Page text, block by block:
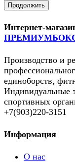
Продолжить
Интернет-
Производство и
единоборств,
Индивидуальные
спортивных
+7(903)220-3151
Информация
О нас